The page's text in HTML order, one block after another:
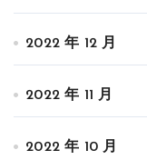
2022 年 12 月
2022 年 11 月
2022 年 10 月